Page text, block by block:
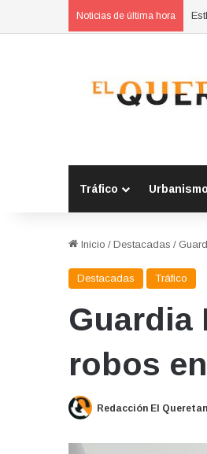
Noticias de última hora
Tráfico Urbanismo
Inicio / Destacadas /
Destacadas Tráfico
Guardia
robos
Redacción El